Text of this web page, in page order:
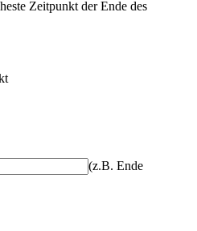
Zeitpunkt der Ende des
(z.B. Ende